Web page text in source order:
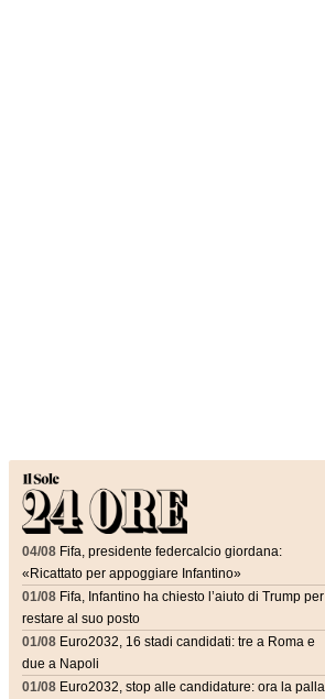
04/08 Fifa, presidente federcalcio giordana:
«Ricattato per appoggiare Infantino»
01/08 Fifa, Infantino ha chiesto l’aiuto di Trump per
restare al suo posto
01/08 Euro2032, 16 stadi candidati: tre a Roma e
due a Napoli
01/08 Euro2032, stop alle candidature: ora la palla